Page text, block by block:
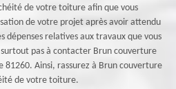
de votre toiture afin que vous
de votre projet après avoir attendu
dépenses relatives aux travaux que vous
pas à contacter Brun couverture
81260. Ainsi, rassurez à Brun couverture
de votre toiture.